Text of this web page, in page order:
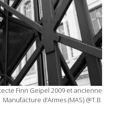
Finn Geipel 2009 et ancienne
Manufacture d’Armes (MAS) @T.B.